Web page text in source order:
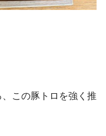
この豚トロを強く推